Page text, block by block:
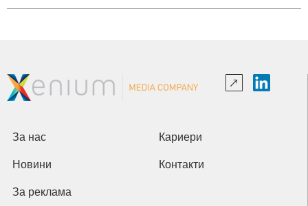
За нас Кариери
Новини Контакти
За реклама